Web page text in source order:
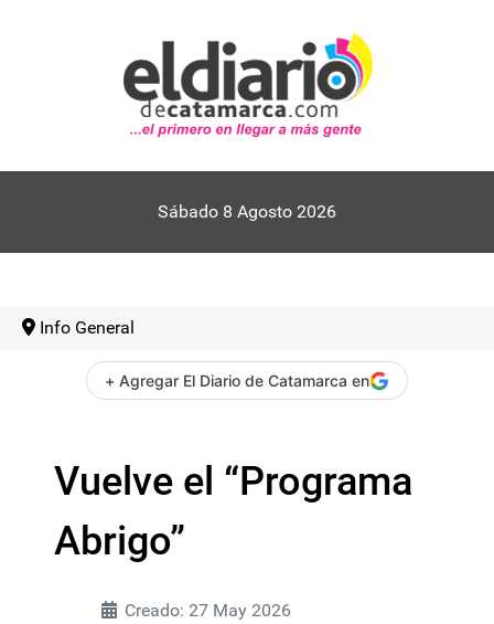
Sábado 8 Agosto 2026
Info General
+ Agregar El Diario de Catamarca en
Vuelve el “Programa
Abrigo”
Creado: 27 May 2026